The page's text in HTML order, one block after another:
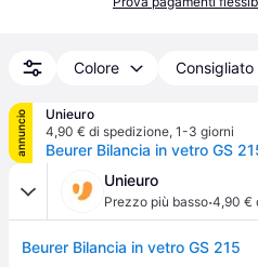
Colore Consigliato
annuncio
Unieuro
4,90 € di spedizione, 1-3 giorni
Beurer Bilancia in vetro GS
Unieuro
Prezzo più basso·4,90 €
Beurer Bilancia in vetro GS 215